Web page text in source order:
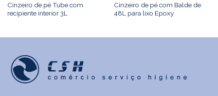
Cinzeiro de pé Tube com
recipiente interior 3L
Cinzeiro de pé com Balde de
48L para lixo Epoxy